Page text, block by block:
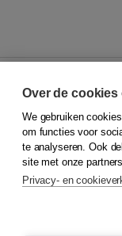
© 2026Koninklijke
Klantenservice
Service & informatie
Contact
Over de cookies
We gebruiken
om functies voor
te analyseren. Ook
site met onze
Privacy- en